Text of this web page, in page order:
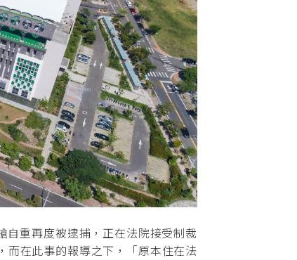
重再度被逮捕，正在法院接受制裁
而在此事的報導之下，「原本住在法